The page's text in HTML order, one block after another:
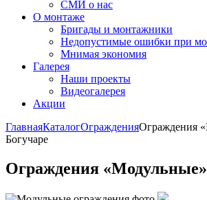
СМИ о нас
О монтаже
Бригады и монтажники
Недопустимые ошибки при
Мнимая экономия
Галерея
Наши проекты
Видеогалерея
Акции
ГлавнаяКаталогОгражденияОграждения
Богучаре
Ограждения